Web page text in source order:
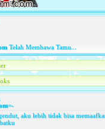
Membawa Tamu...
=-
aku lebih tidak bisa